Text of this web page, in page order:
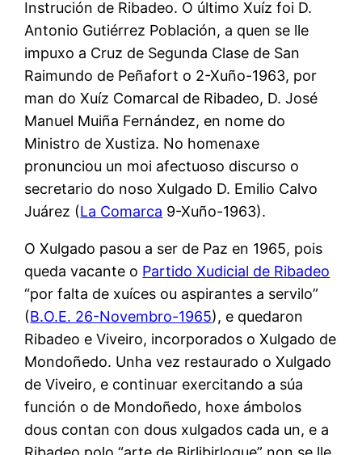
Instrución de Ribadeo. O último Xuíz foi D.
Antonio Gutiérrez Población, a quen se lle
impuxo a Cruz de Segunda Clase de San
Raimundo de Peñafort o 2-Xuño-1963, por
man do Xuíz Comarcal de Ribadeo, D. José
Manuel Muiña Fernández, en nome do
Ministro de Xustiza. No homenaxe
pronunciou un moi afectuoso discurso o
secretario do noso Xulgado D. Emilio Calvo
Juárez (La Comarca 9-Xuño-1963).
O Xulgado pasou a ser de Paz en 1965, pois
queda vacante o Partido Xudicial de Ribadeo
“por falta de xuíces ou aspirantes a servilo”
(B.O.E. 26-Novembro-1965), e quedaron
Ribadeo e Viveiro, incorporados o Xulgado de
Mondoñedo. Unha vez restaurado o Xulgado
de Viveiro, e continuar exercitando a súa
función o de Mondoñedo, hoxe ámbolos
dous contan con dous xulgados cada un, e a